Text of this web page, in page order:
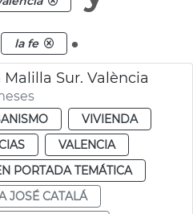
la fe .
Sur. València
VIVIENDA
VALENCIA
PORTADA TEMÁTICA
JOSÉ CATALÁ